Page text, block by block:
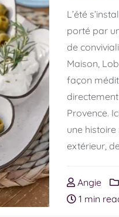
L’été
porté par
de
Maison,
façon
Provence.
une
extérieur,
Angie
1 min